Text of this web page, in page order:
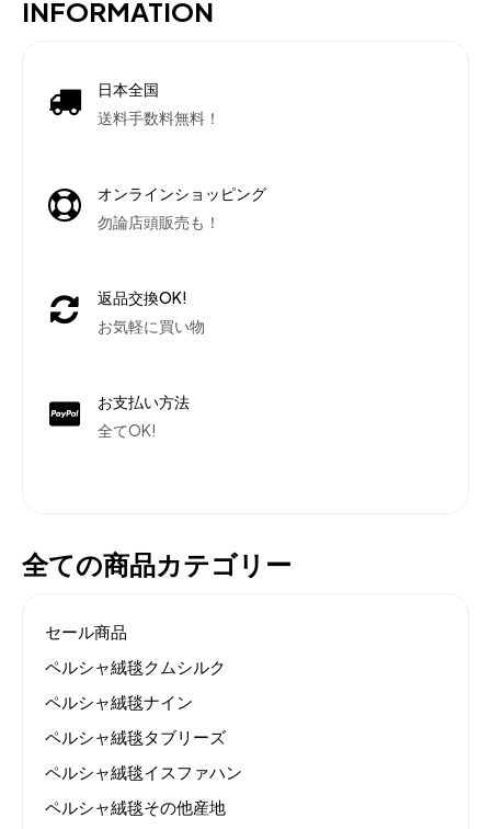
INFORMATION
日本全国
送料手数料無料！
オンラインショッピング
勿論店頭販売も！
返品交換OK!
お気軽に買い物
お支払い方法
全てOK!
全ての商品カテゴリー
セール商品
ペルシャ絨毯クムシルク
ペルシャ絨毯ナイン
ペルシャ絨毯タブリーズ
ペルシャ絨毯イスファハン
ペルシャ絨毯その他産地